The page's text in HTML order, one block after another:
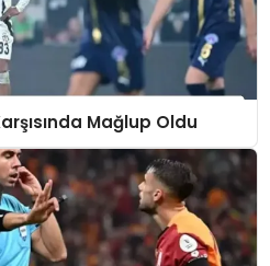
Mağlup Oldu